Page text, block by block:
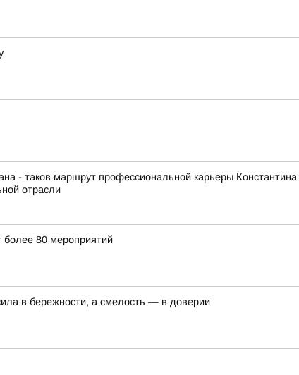
- таков маршрут профессиональной карьеры
отрасли
более 80 мероприятий
в бережности, а смелость — в доверии